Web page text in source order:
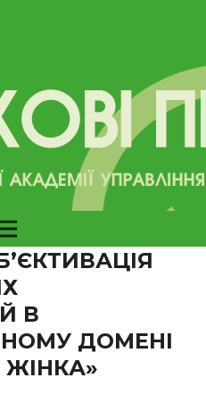
В
ДОМЕНІ
ЖІНКА»